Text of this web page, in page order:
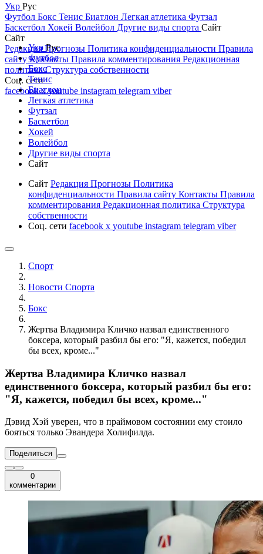
Укр Рус
Футбол Бокс Тенис Биатлон Легкая атлетика Футзал
Баскетбол Хокей Волейбол Другие виды спорта Сайт
Сайт
РедакцияПрогнозы Политика конфиденциальности Правила
сайтуКонтакты Правила комментирования Редакционная
политикаСтруктура собственности
Соц. сети
facebookxyoutube instagram telegram viber
УкрРус
Футбол
Бокс
Тенис
Биатлон
Легкая атлетика
Футзал
Баскетбол
Хокей
Волейбол
Другие виды спорта
Сайт
Сайт Редакция Прогнозы Политика
конфиденциальности Правила сайту Контакты Правила
комментирования Редакционная политика Структура
собственности
Соц. сети facebook x youtube instagram telegram viber
Спорт
Новости Cпорта
Бокс
Жертва Владимира Кличко назвал единственного
боксера, который разбил бы его: "Я, кажется, победил
бы всех, кроме..."
Жертва Владимира Кличко назвал
единственного боксера, который разбил бы его:
"Я, кажется, победил бы всех, кроме..."
Дэвид Хэй уверен, что в праймовом состоянии ему стоило
бояться только Эвандера Холифилда.
Поделиться
0
комментарии